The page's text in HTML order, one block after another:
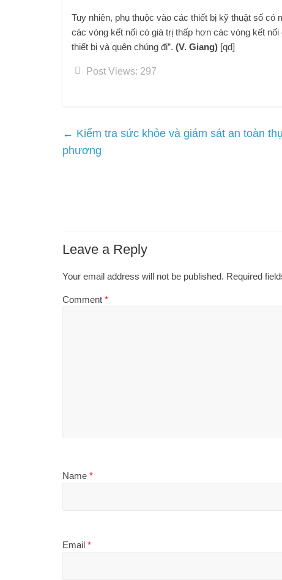
Tuy nhiên, phụ thuộc vào các thiết bị kỹ thuật số
các vòng kết nối có giá trị thấp hơn các vòng kết
thiết bị và quên chúng đi”. (V. Giang) [qd]
Post Views: 297
← Kiểm tra sức khỏe và giám sát an toàn
phương
Leave a Reply
Your email address will not be published. Required
Comment *
Name *
Email *